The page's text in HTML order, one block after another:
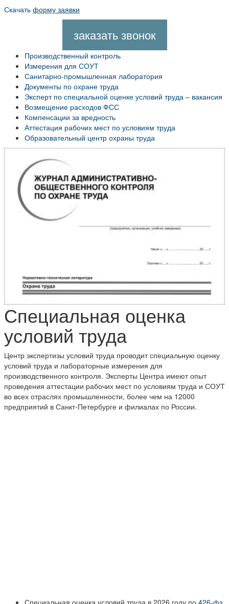
Скачать форму заявки
заказать звонок
Производственный контроль
Измерения для СОУТ
Санитарно-промышленная лаборатория
Документы по охране труда
Эксперт по специальной оценке условий труда – вакансия
Возмещение расходов ФСС
Компенсации за вредность
Аттестация рабочих мест по условиям труда
Образовательный центр охраны труда
Специальная оценка
условий труда
Центр экспертизы условий труда проводит специальную оценку
условий труда и лабораторные измерения для
производственного контроля. Эксперты Центра имеют опыт
проведения аттестации рабочих мест по условиям труда и СОУТ
во всех отраслях промышленности, более чем на 12000
предприятий в Санкт-Петербурге и филиалах по России.
Специальная оценка условий труда в 2026 году по 426-фз